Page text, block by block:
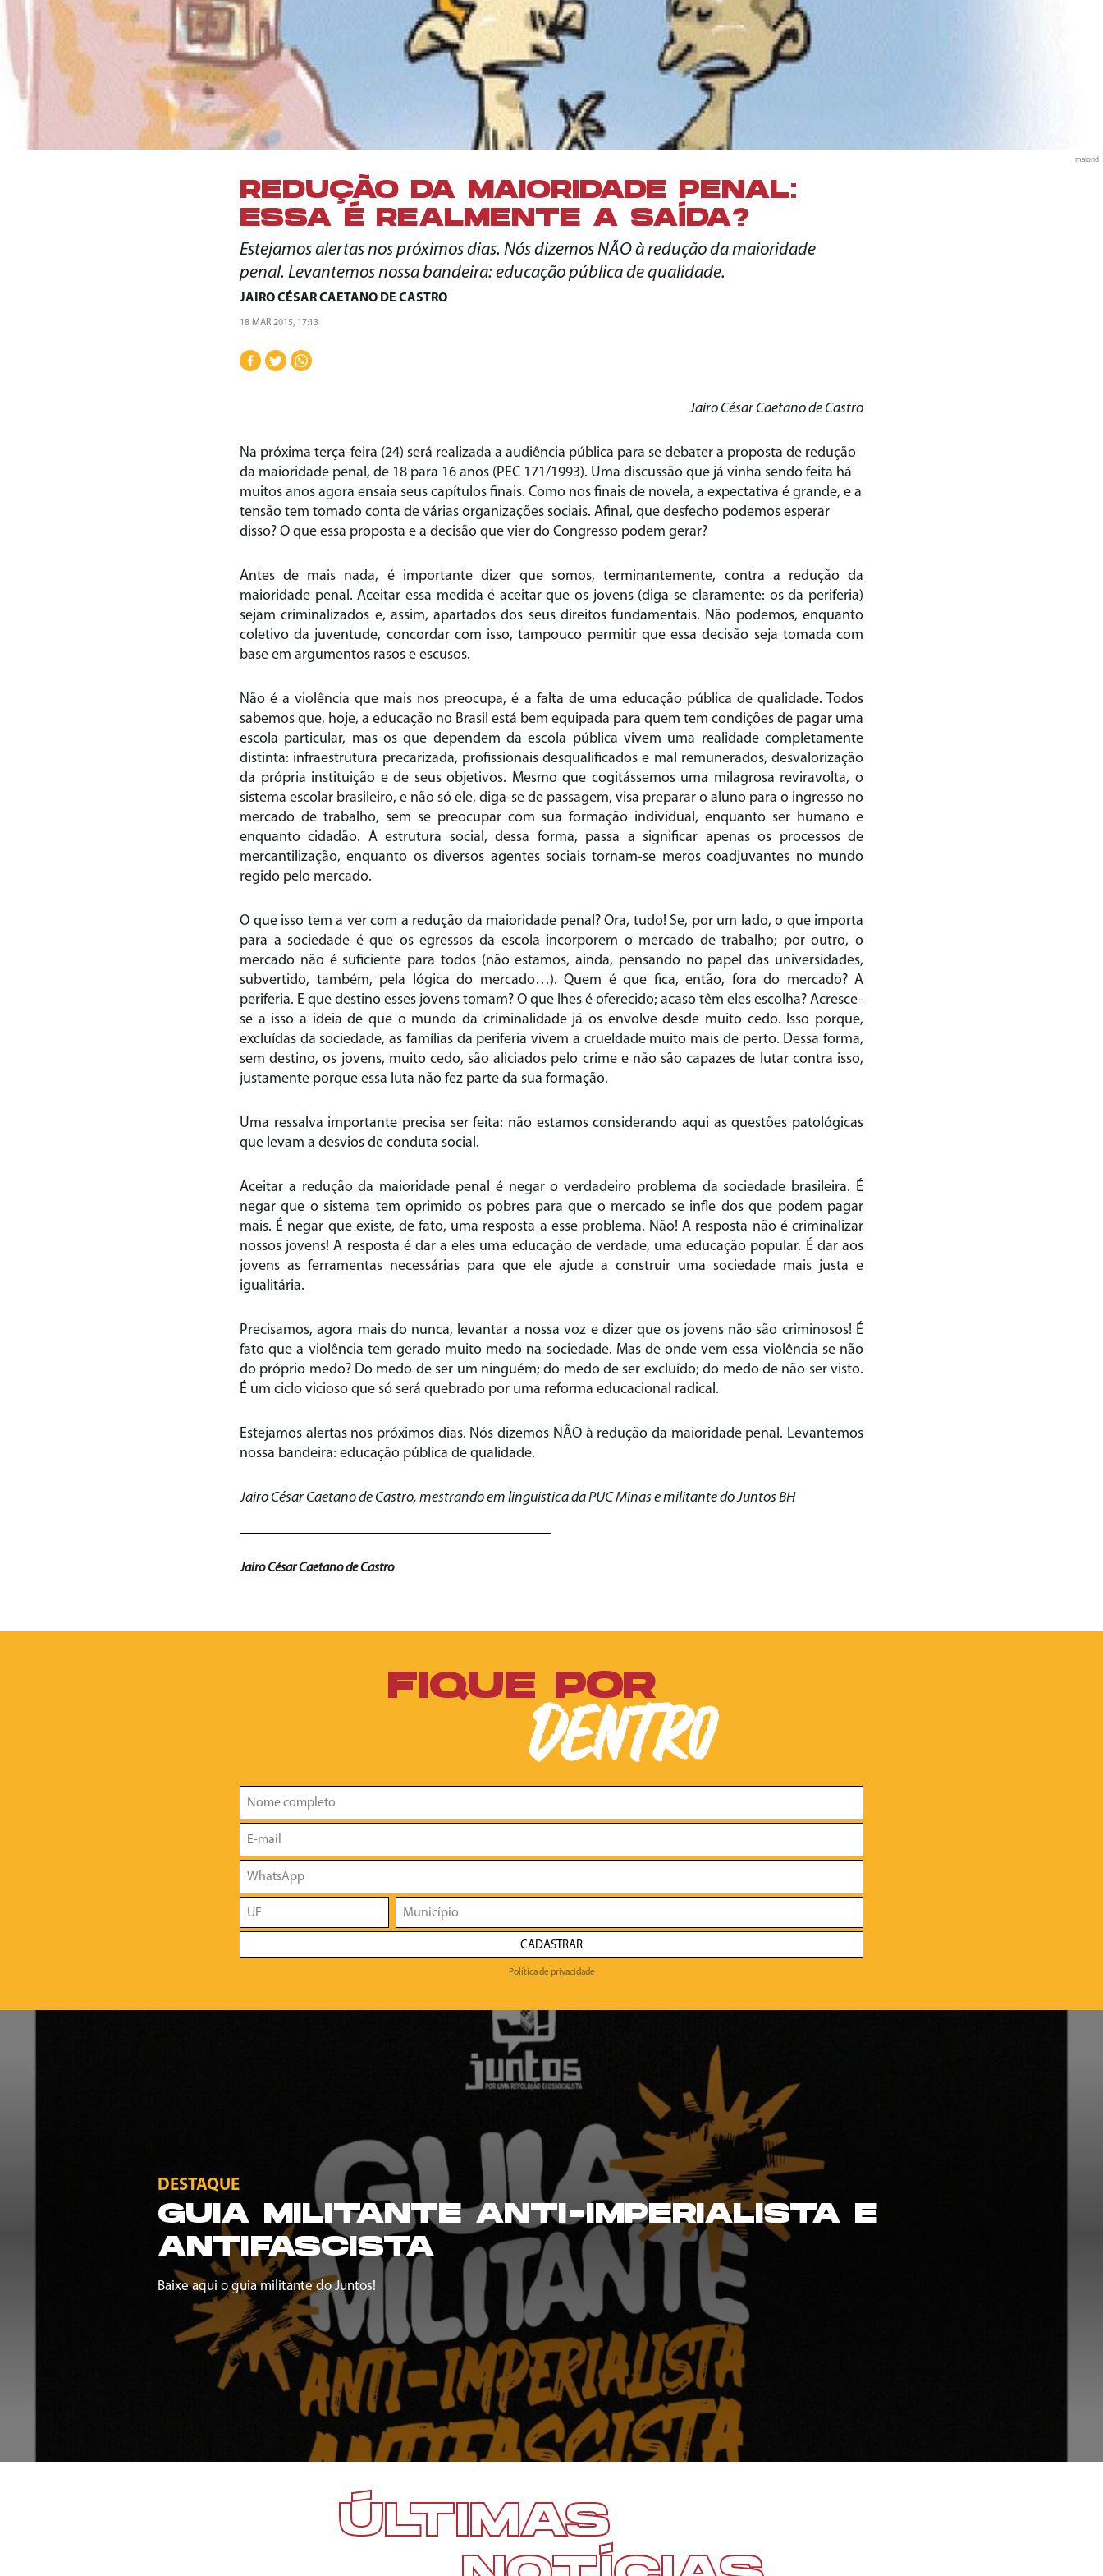
maiorid
REDUÇÃO DA MAIORIDADE PENAL:
ESSA É REALMENTE A SAÍDA?
Estejamos alertas nos próximos dias. Nós dizemos NÃO à redução da maioridade
penal. Levantemos nossa bandeira: educação pública de qualidade.
JAIRO CÉSAR CAETANO DE CASTRO
18 MAR 2015, 17:13
Jairo César Caetano de Castro
Na próxima terça-feira (24) será realizada a audiência pública para se debater a proposta de redução
da maioridade penal, de 18 para 16 anos (PEC 171/1993). Uma discussão que já vinha sendo feita há
muitos anos agora ensaia seus capítulos finais. Como nos finais de novela, a expectativa é grande, e a
tensão tem tomado conta de várias organizações sociais. Afinal, que desfecho podemos esperar
disso? O que essa proposta e a decisão que vier do Congresso podem gerar?
Antes de mais nada, é importante dizer que somos, terminantemente, contra a redução da
maioridade penal. Aceitar essa medida é aceitar que os jovens (diga-se claramente: os da periferia)
sejam criminalizados e, assim, apartados dos seus direitos fundamentais. Não podemos, enquanto
coletivo da juventude, concordar com isso, tampouco permitir que essa decisão seja tomada com
base em argumentos rasos e escusos.
Não é a violência que mais nos preocupa, é a falta de uma educação pública de qualidade. Todos
sabemos que, hoje, a educação no Brasil está bem equipada para quem tem condições de pagar uma
escola particular, mas os que dependem da escola pública vivem uma realidade completamente
distinta: infraestrutura precarizada, profissionais desqualificados e mal remunerados, desvalorização
da própria instituição e de seus objetivos. Mesmo que cogitássemos uma milagrosa reviravolta, o
sistema escolar brasileiro, e não só ele, diga-se de passagem, visa preparar o aluno para o ingresso no
mercado de trabalho, sem se preocupar com sua formação individual, enquanto ser humano e
enquanto cidadão. A estrutura social, dessa forma, passa a significar apenas os processos de
mercantilização, enquanto os diversos agentes sociais tornam-se meros coadjuvantes no mundo
regido pelo mercado.
O que isso tem a ver com a redução da maioridade penal? Ora, tudo! Se, por um lado, o que importa
para a sociedade é que os egressos da escola incorporem o mercado de trabalho; por outro, o
mercado não é suficiente para todos (não estamos, ainda, pensando no papel das universidades,
subvertido, também, pela lógica do mercado…). Quem é que fica, então, fora do mercado? A
periferia. E que destino esses jovens tomam? O que lhes é oferecido; acaso têm eles escolha? Acresce-
se a isso a ideia de que o mundo da criminalidade já os envolve desde muito cedo. Isso porque,
excluídas da sociedade, as famílias da periferia vivem a crueldade muito mais de perto. Dessa forma,
sem destino, os jovens, muito cedo, são aliciados pelo crime e não são capazes de lutar contra isso,
justamente porque essa luta não fez parte da sua formação.
Uma ressalva importante precisa ser feita: não estamos considerando aqui as questões patológicas
que levam a desvios de conduta social.
Aceitar a redução da maioridade penal é negar o verdadeiro problema da sociedade brasileira. É
negar que o sistema tem oprimido os pobres para que o mercado se infle dos que podem pagar
mais. É negar que existe, de fato, uma resposta a esse problema. Não! A resposta não é criminalizar
nossos jovens! A resposta é dar a eles uma educação de verdade, uma educação popular. É dar aos
jovens as ferramentas necessárias para que ele ajude a construir uma sociedade mais justa e
igualitária.
Precisamos, agora mais do nunca, levantar a nossa voz e dizer que os jovens não são criminosos! É
fato que a violência tem gerado muito medo na sociedade. Mas de onde vem essa violência se não
do próprio medo? Do medo de ser um ninguém; do medo de ser excluído; do medo de não ser visto.
É um ciclo vicioso que só será quebrado por uma reforma educacional radical.
Estejamos alertas nos próximos dias. Nós dizemos NÃO à redução da maioridade penal. Levantemos
nossa bandeira: educação pública de qualidade.
Jairo César Caetano de Castro, mestrando em linguistica da PUC Minas e militante do Juntos BH
Jairo César Caetano de Castro
FIQUE POR
DENTRO
CADASTRAR
Política de privacidade
DESTAQUE
GUIA MILITANTE ANTI-IMPERIALISTA E
ANTIFASCISTA
Baixe aqui o guia militante do Juntos!
ÚLTIMAS